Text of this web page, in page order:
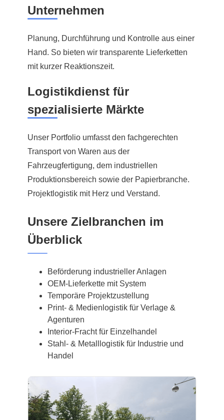
Unternehmen
Planung, Durchführung und Kontrolle aus einer
Hand. So bieten wir transparente Lieferketten
mit kurzer Reaktionszeit.
Logistikdienst für
spezialisierte Märkte
Unser Portfolio umfasst den fachgerechten
Transport von Waren aus der
Fahrzeugfertigung, dem industriellen
Produktionsbereich sowie der Papierbranche.
Projektlogistik mit Herz und Verstand.
Unsere Zielbranchen im
Überblick
Beförderung industrieller Anlagen
OEM-Lieferkette mit System
Temporäre Projektzustellung
Print- & Medienlogistik für Verlage &
Agenturen
Interior-Fracht für Einzelhandel
Stahl- & Metalllogistik für Industrie und
Handel